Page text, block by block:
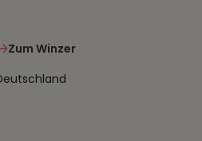
Zum Winzer